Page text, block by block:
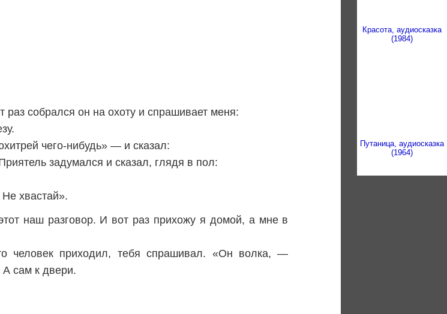
Красота, аудиосказка
(1984)
Путаница, аудиосказка
(1964)
собрался он на охоту и спрашивает меня:
чего-нибудь» — и сказал:
задумался и сказал, глядя в пол:
хвастай».
наш разговор. И вот раз прихожу я домой, а мне в
человек приходил, тебя спрашивал. «Он волка, —
А сам к двери.